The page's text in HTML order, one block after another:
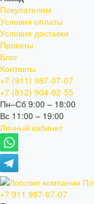
Покупателям
Условия оплаты
Условия доставки
Проекты
Блог
Контакты
+7 (911) 987-07-07
+7 (812) 904-02-55
Пн–Сб 9:00 – 18:00
Вс 11:00 – 19:00
Личный кабинет
+7 911 987-07-07